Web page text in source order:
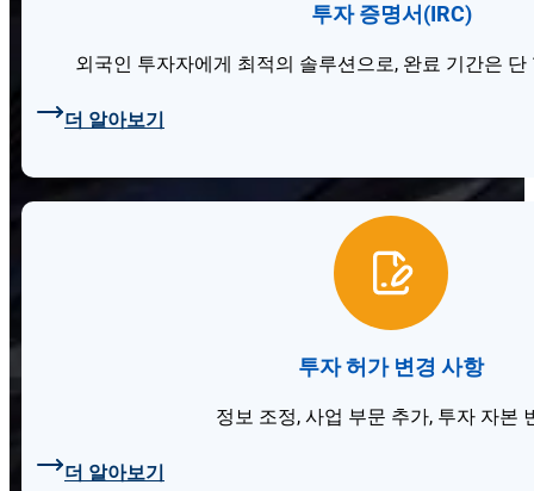
투자 증명서(IRC)
외국인 투자자에게 최적의 솔루션으로, 완료 기간은
더 알아보기
투자 허가 변경 사항
정보 조정, 사업 부문 추가, 투자 자본
더 알아보기